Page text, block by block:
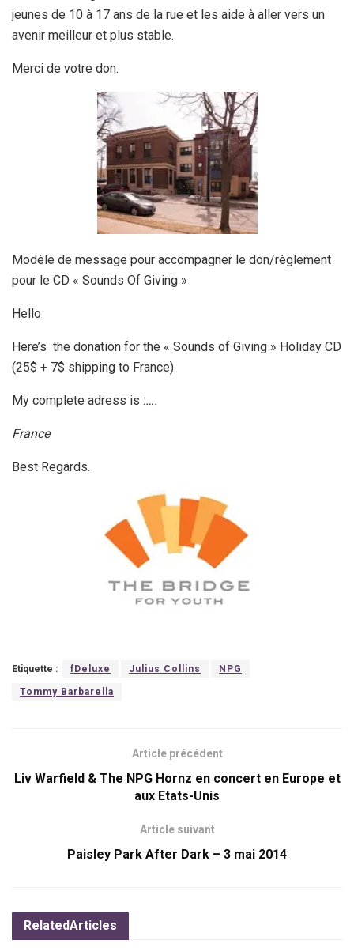
jeunes de 10 à 17 ans de la rue et les aide à aller vers un
avenir meilleur et plus stable.
Merci de votre don.
Modèle de message pour accompagner le don/règlement
pour le CD « Sounds Of Giving »
Hello
Here’s the donation for the « Sounds of Giving » Holiday CD
(25$ + 7$ shipping to France).
My complete adress is :….
France
Best Regards.
Etiquette : fDeluxe Julius Collins NPG
Tommy Barbarella
Article précédent
Liv Warfield & The NPG Hornz en concert en Europe et
aux Etats-Unis
Article suivant
Paisley Park After Dark – 3 mai 2014
RelatedArticles